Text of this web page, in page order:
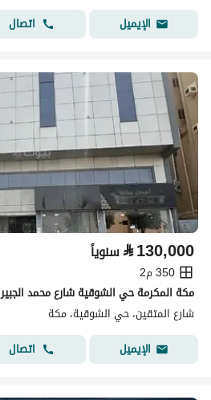
الإيميل
اتصال
⃁130,000 سنوياً
350 م2
مكة المكرمة حي الشوقية شارع محمد الجبير
شارع المتقين، حي الشوقية، مكة
الإيميل
اتصال